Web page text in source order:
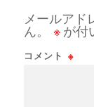
メールアド
ん。
※ が付
コメント ※